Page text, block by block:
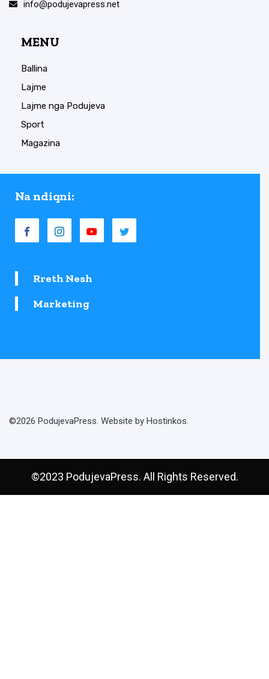
info@podujevapress.net
MENU
Ballina
Lajme
Lajme nga Podujeva
Sport
Magazina
Na ndiqni:
Rreth Nesh
Marketing
©2026 PodujevaPress. Website by Hostinkos.
©2023 PodujevaPress. All Rights Reserved.